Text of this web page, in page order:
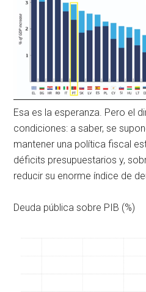
Esa es la esperanza. Pero el
condiciones: a saber, se
mantener una política fiscal
déficits presupuestarios y,
reducir su enorme índice de
Deuda pública sobre PIB (%)